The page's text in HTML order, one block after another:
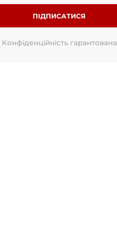
ПІДПИСАТИСЯ
Конфіденційність гарантована